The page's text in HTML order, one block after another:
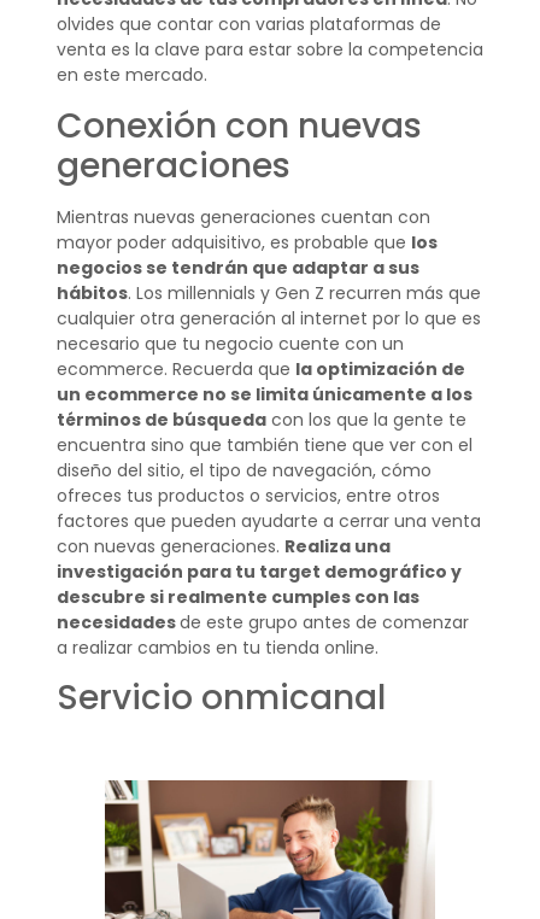
olvides que contar con varias plataformas de
venta es la clave para estar sobre la competencia
en este mercado.
Conexión con nuevas
generaciones
Mientras nuevas generaciones cuentan con
mayor poder adquisitivo, es probable que los
negocios se tendrán que adaptar a sus
hábitos. Los millennials y Gen Z recurren más que
cualquier otra generación al internet por lo que es
necesario que tu negocio cuente con un
ecommerce. Recuerda que la optimización de
un ecommerce no se limita únicamente a los
términos de búsquedacon los que la gente te
encuentra sino que también tiene que ver con el
diseño del sitio, el tipo de navegación, cómo
ofreces tus productos o servicios, entre otros
factores que pueden ayudarte a cerrar una venta
con nuevas generaciones. Realiza una
investigación para tu target demográfico y
descubre si realmente cumples con las
necesidadesde este grupo antes de comenzar
a realizar cambios en tu tienda online.
Servicio onmicanal